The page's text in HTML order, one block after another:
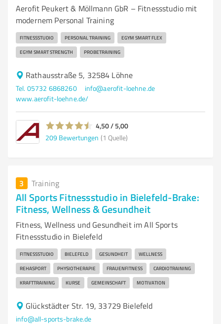
Aerofit Peukert & Möllmann GbR – Fitnessstudio mit
modernem Personal Training
FITNESSSTUDIO PERSONAL TRAINING EGYM SMART FLEX
EGYM SMART STRENGTH PROBETRAINING
Rathausstraße 5, 32584 Löhne
Tel. 05732 6868260
info@aerofit-loehne.de
www.aerofit-loehne.de/
4,50 / 5,00
209 Bewertungen (1 Quelle)
3 Training
All Sports Fitnessstudio in Bielefeld-Brake:
Fitness, Wellness & Gesundheit
Fitness, Wellness und Gesundheit im All Sports
Fitnessstudio in Bielefeld
FITNESSSTUDIO BIELEFELD GESUNDHEIT WELLNESS
REHASPORT PHYSIOTHERAPIE FRAUENFITNESS CARDIOTRAINING
KRAFTTRAINING KURSE GEMEINSCHAFT MOTIVATION
Glückstädter Str. 19, 33729 Bielefeld
info@all-sports-brake.de